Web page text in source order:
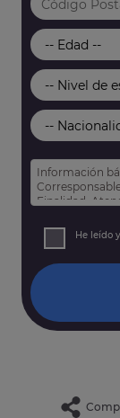
Información
Finalidad:
Derechos:
así como
He leído